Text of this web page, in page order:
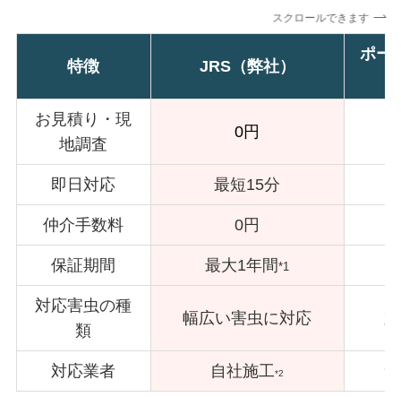
スクロールできます
特徴 JRS（弊社）
ポー
お見積り・現
地調査
0円
即日対応 最短15分
仲介手数料 0円
保証期間 最大1年間*1
対応害虫の種
類
幅広い害虫に対応
対応業者 自社施工*2